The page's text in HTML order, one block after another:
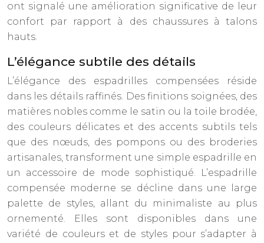
ont signalé une amélioration significative de leur
confort par rapport à des chaussures à talons
hauts.
L’élégance subtile des détails
L’élégance des espadrilles compensées réside
dans les détails raffinés. Des finitions soignées, des
matières nobles comme le satin ou la toile brodée,
des couleurs délicates et des accents subtils tels
que des nœuds, des pompons ou des broderies
artisanales, transforment une simple espadrille en
un accessoire de mode sophistiqué. L’espadrille
compensée moderne se décline dans une large
palette de styles, allant du minimaliste au plus
ornementé. Elles sont disponibles dans une
variété de couleurs et de styles pour s’adapter à